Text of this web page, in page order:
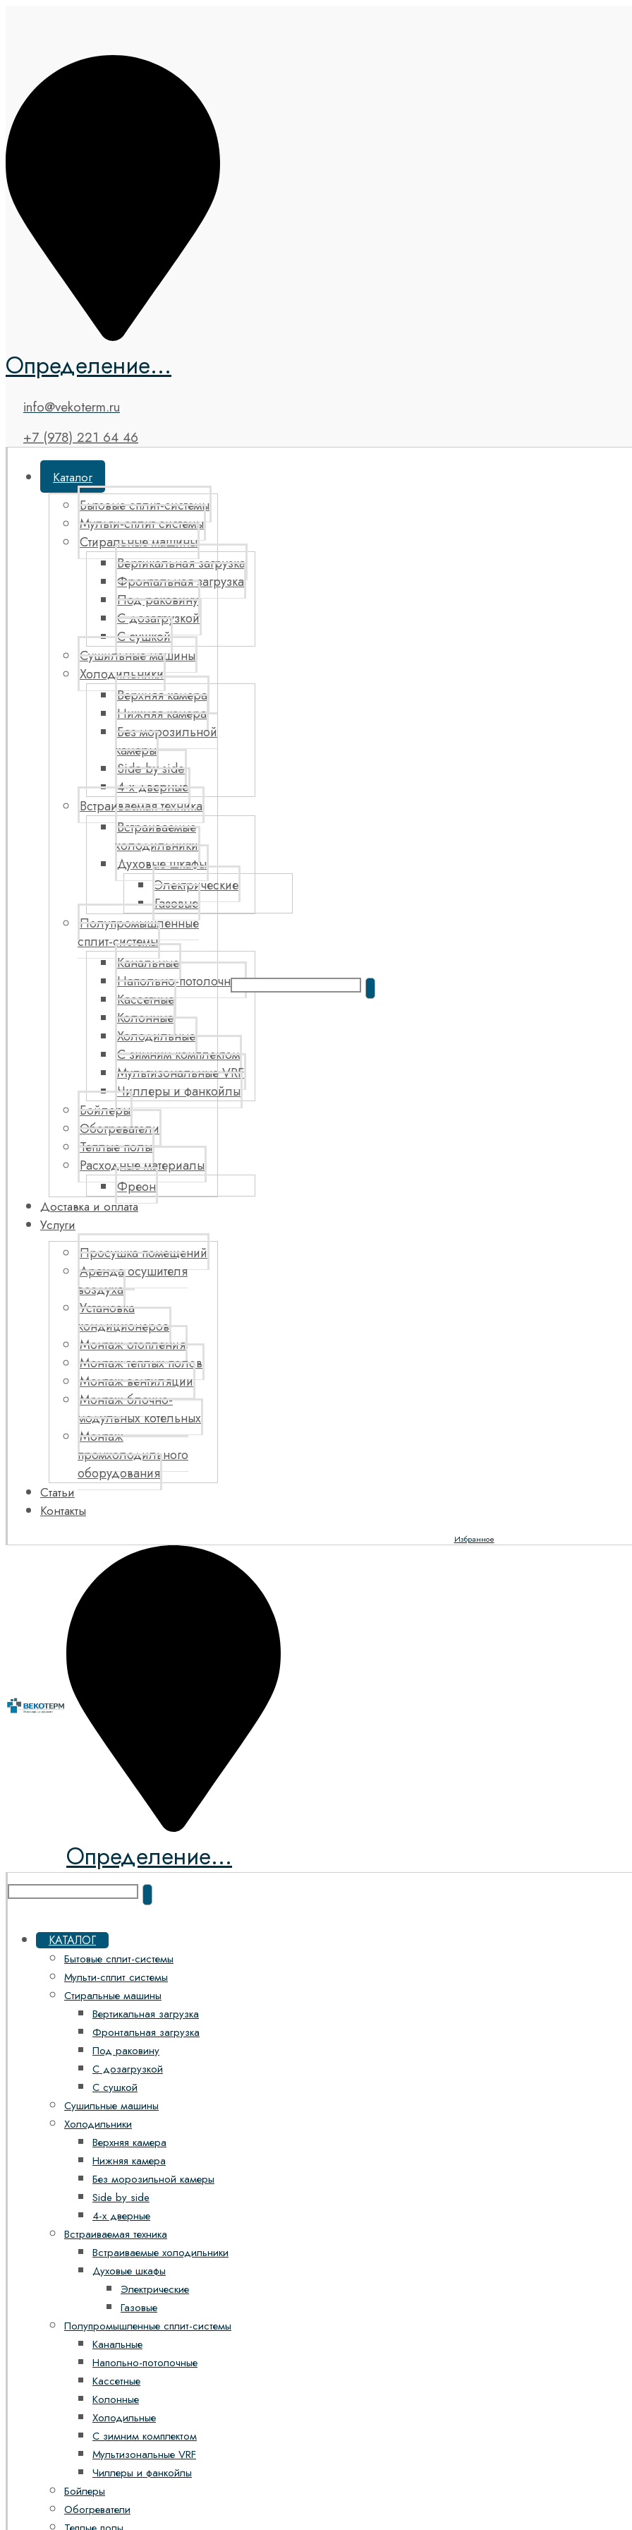
Определение...
info@vekoterm.ru
+7 (978) 221 64 46
Каталог
Бытовые сплит-системы
Мульти-сплит системы
Стиральные машины
Вертикальная загрузка
Фронтальная загрузка
Под раковину
С дозагрузкой
С сушкой
Сушильные машины
Холодильники
Верхняя камера
Нижняя камера
Без морозильной
камеры
Side by side
4-х дверные
Встраиваемая техника
Встраиваемые
холодильники
Духовые шкафы
Электрические
Газовые
Полупромышленные
сплит-системы
Канальные
Напольно-потолочные
Кассетные
Колонные
Холодильные
С зимним комплектом
Мультизональные VRF
Чиллеры и фанкойлы
Бойлеры
Обогреватели
Теплые полы
Расходные материалы
Фреон
Доставка и оплата
Услуги
Просушка помещений
Аренда осушителя
воздуха
Установка
кондиционеров
Монтаж отопления
Монтаж теплых полов
Монтаж вентиляции
Монтаж блочно-
модульных котельных
Монтаж
промхолодильного
оборудования
Статьи
Контакты
Избранное
Определение...
КАТАЛОГ
Бытовые сплит-системы
Мульти-сплит системы
Стиральные машины
Вертикальная загрузка
Фронтальная загрузка
Под раковину
С дозагрузкой
С сушкой
Сушильные машины
Холодильники
Верхняя камера
Нижняя камера
Без морозильной камеры
Side by side
4-х дверные
Встраиваемая техника
Встраиваемые холодильники
Духовые шкафы
Электрические
Газовые
Полупромышленные сплит-системы
Канальные
Напольно-потолочные
Кассетные
Колонные
Холодильные
С зимним комплектом
Мультизональные VRF
Чиллеры и фанкойлы
Бойлеры
Обогреватели